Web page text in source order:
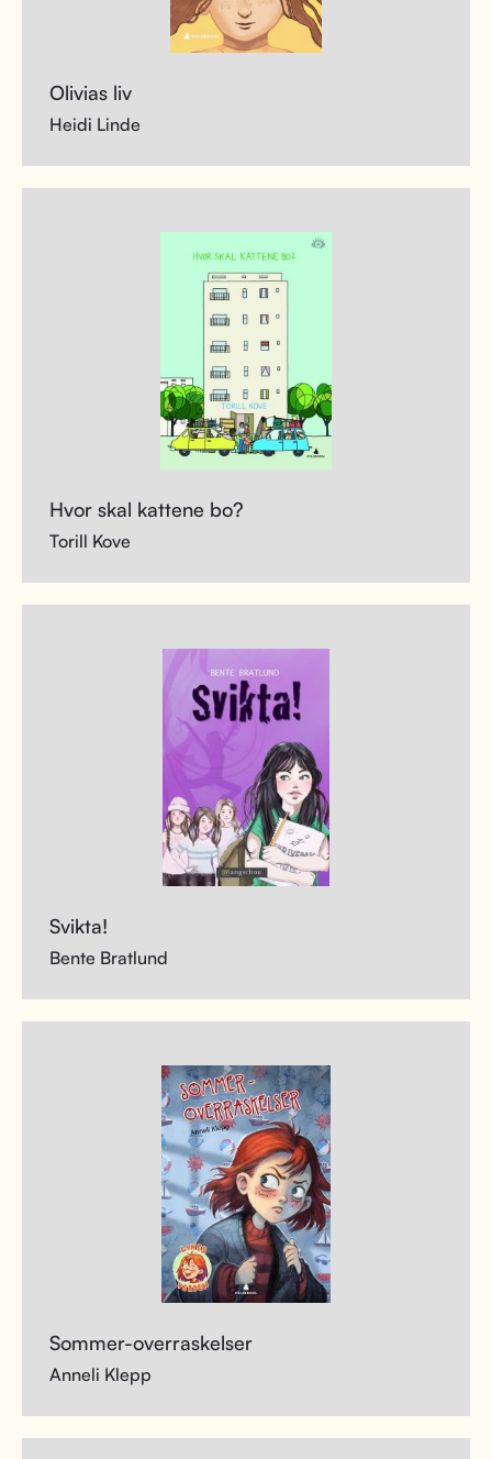
Olivias liv
Heidi Linde
Hvor skal kattene bo?
Torill Kove
Svikta!
Bente Bratlund
Sommer-overraskelser
Anneli Klepp